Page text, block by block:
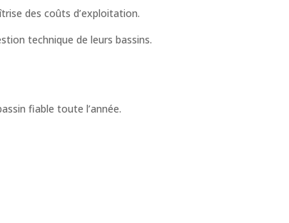
des coûts d’exploitation.
technique de leurs bassins.
fiable toute l’année.